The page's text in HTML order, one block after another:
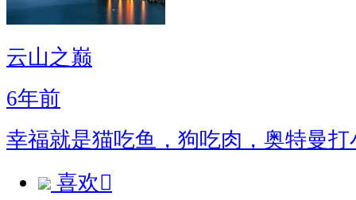
云山之巅
6年前
幸福就是猫吃鱼，狗吃肉，奥特曼打
喜欢